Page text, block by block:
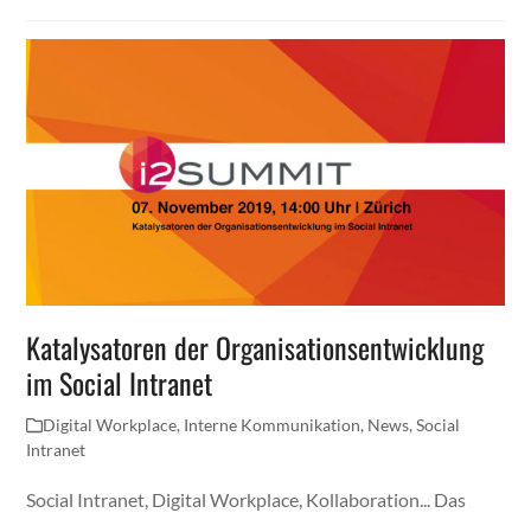
Katalysatoren der Organisationsentwicklung
im Social Intranet
Digital Workplace, Interne Kommunikation, News,Social
Intranet
Social Intranet, Digital Workplace, Kollaboration... Das